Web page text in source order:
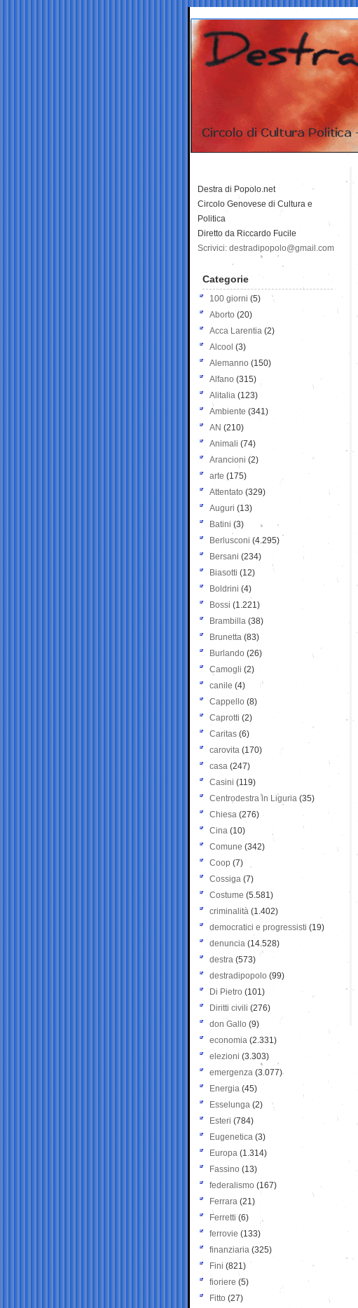
Destra di Popolo.net
Circolo Genovese di Cultura e
Politica
Diretto da Riccardo Fucile
Scrivici: destradipopolo@gmail.com
Categorie
100 giorni (5)
Aborto (20)
Acca Larentia (2)
Alcool (3)
Alemanno (150)
Alfano (315)
Alitalia (123)
Ambiente (341)
AN (210)
Animali (74)
Arancioni (2)
arte (175)
Attentato (329)
Auguri (13)
Batini (3)
Berlusconi (4.295)
Bersani (234)
Biasotti (12)
Boldrini (4)
Bossi (1.221)
Brambilla (38)
Brunetta (83)
Burlando (26)
Camogli (2)
canile (4)
Cappello (8)
Caprotti (2)
Caritas (6)
carovita (170)
casa (247)
Casini (119)
Centrodestra in Liguria (35)
Chiesa (276)
Cina (10)
Comune (342)
Coop (7)
Cossiga (7)
Costume (5.581)
criminalità (1.402)
democratici e progressisti (19)
denuncia (14.528)
destra (573)
destradipopolo (99)
Di Pietro (101)
Diritti civili (276)
don Gallo (9)
economia (2.331)
elezioni (3.303)
emergenza (3.077)
Energia (45)
Esselunga (2)
Esteri (784)
Eugenetica (3)
Europa (1.314)
Fassino (13)
federalismo (167)
Ferrara (21)
Ferretti (6)
ferrovie (133)
finanziaria (325)
Fini (821)
fioriere (5)
Fitto (27)